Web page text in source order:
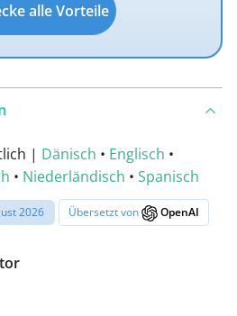
alle Vorteile
| Dänisch • Englisch •
• Niederländisch • Spanisch
2026 Übersetzt von OpenAI